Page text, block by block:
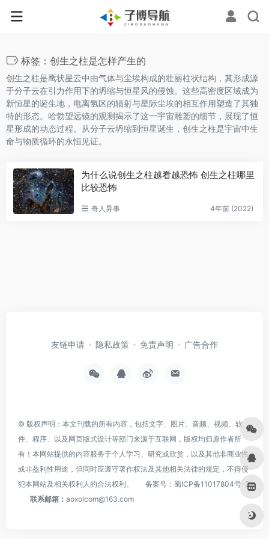
标签：创生之柱是怎样产生的
创生之柱是鹰状星云中由气体与尘埃构成的壮丽柱状结构，其形成源
于分子云在引力作用下的坍缩与恒星风的侵蚀。这些高密度区域成为
新恒星的诞生地，电离氢区的辐射与星际尘埃的相互作用塑造了其独
特的形态。哈勃望远镜的观测揭示了这一宇宙雕塑的细节，展现了恒
星形成的动态过程。从分子云坍缩到恒星诞生，创生之柱是宇宙中生
命与物质循环的永恒见证。
为什么说创生之柱越看越恐怖 创生之柱哪里
比较恐怖
奇人异事 4年前 (2022)
友链申请 隐私政策 免责声明 广告合作
© 版权声明：本文刊载的所有内容，包括文字、图片、音频、视频、软
件、程序、以及网页版式设计等部门来源于互联网，版权均归原作者所
有！本网站提供的内容服务于个人学习、研究或欣赏，以及其他非商业性
或非盈利性用途，但同时应遵守著作权法及其他相关法律的规定，不得侵
犯本网站及相关权利人的合法权利。
备案号： 蜀ICP备11017804号-3
联系邮箱： aoxolcom@163.com